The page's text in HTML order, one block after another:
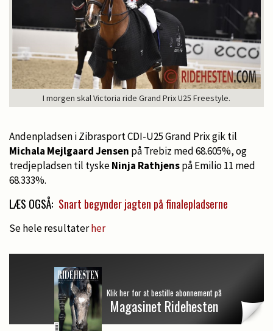
I morgen skal Victoria ride Grand Prix U25 Freestyle.
Andenpladsen i Zibrasport CDI-U25 Grand Prix gik til
Michala Mejlgaard Jensen på Trebiz med 68.605%, og
tredjepladsen til tyskeNinja Rathjenspå Emilio 11 med
68.333%.
LÆS OGSÅ: Snart begynder jagten på finalepladserne
Se hele resultaterher
Klik her for at bestille abonnement på
Magasinet Ridehesten